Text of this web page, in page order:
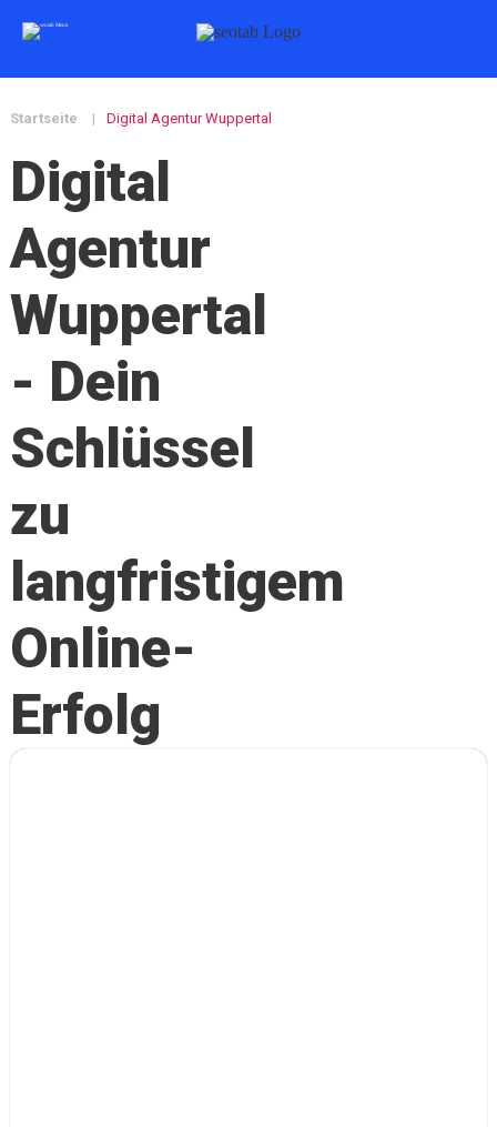
Startseite | Digital Agentur Wuppertal
Digital
Agentur
Wuppertal
- Dein
Schlüssel
zu
langfristigem
Online-
Erfolg